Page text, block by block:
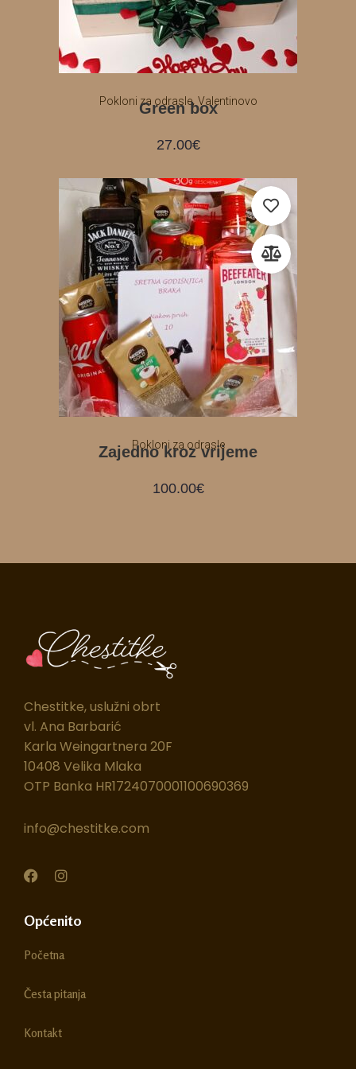
Pokloni za odrasle, Valentinovo
Green box
27.00€
Pokloni za odrasle
Zajedno kroz vrijeme
100.00€
Chestitke, uslužni obrt
vl. Ana Barbarić
Karla Weingartnera 20F
10408 Velika Mlaka
OTP Banka HR1724070001100690369
info@chestitke.com
F
e
b
o
I
t
r
m
Općenito
Početna
Česta pitanja
Kontakt